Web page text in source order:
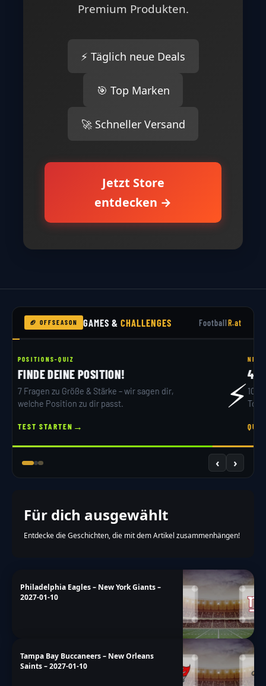
Premium Produkten.
⚡ Täglich neue Deals
🎯 Top Marken
🚀 Schneller Versand
Jetzt Store
entdecken →
🏈 OFFSEASON GAMES &CHALLENGES FootballR.at
🏟️
NFL DRAFT 2026
DRAFT SIMULATOR
32 Teams, 7 Runden – du bist GM. Hol dir dein
Scout-Rating!
JETZT DRAFTEN
‹ ›
Für dich ausgewählt
Entdecke die Geschichten, die mit dem Artikel zusammenhängen!
Philadelphia Eagles – New York Giants –
2027-01-10
Tampa Bay Buccaneers – New Orleans
Saints – 2027-01-10